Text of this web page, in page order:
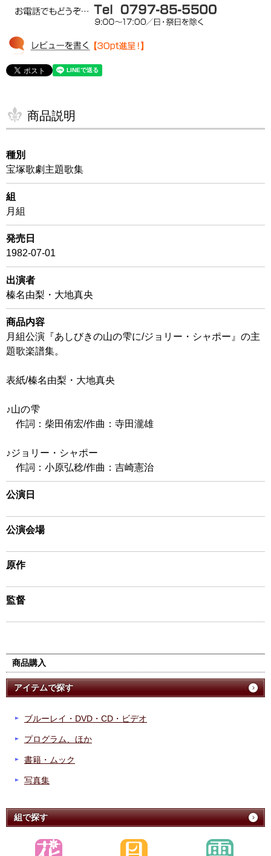
商品説明
種別
宝塚歌劇主題歌集
組
月組
発売日
1982-07-01
出演者
榛名由梨・大地真央
商品内容
月組公演『あしびきの山の雫に/ジョリー・シャポー』の主
題歌楽譜集。
表紙/榛名由梨・大地真央
♪山の雫
作詞：柴田侑宏/作曲：寺田瀧雄
♪ジョリー・シャポー
作詞：小原弘稔/作曲：吉崎憲治
公演日
公演会場
原作
監督
商品購入
アイテムで探す
ブルーレイ・DVD・CD・ビデオ
プログラム、ほか
書籍・ムック
写真集
組で探す